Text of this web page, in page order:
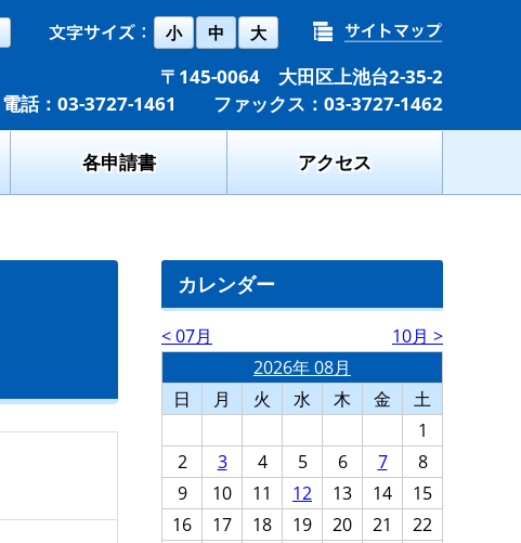
小 中 大
〒145-0064 大田区上池台2-35-2
電話：03-3727-1461 ファックス：03-3727-1462
各申請書 アクセス
カレンダー
< 07月
10月 >
2026年 08月
日
月 火 水 木 金
土
1
2
3 4 5 6 7
8
9
10 11 12 13 14
15
16
17 18 19 20 21
22